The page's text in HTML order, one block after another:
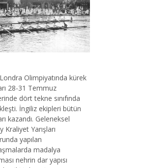
Londra Olimpiyatında kürek
28-31 Temmuz
dört tekne sınıfında
İngiliz ekipleri bütün
kazandı. Geleneksel
Kraliyet Yarışları
yapılan
madalya
nehrin dar yapısı